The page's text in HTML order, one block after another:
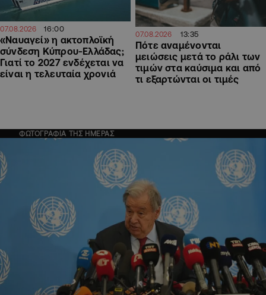
07.08.2026 16:00
«Ναυαγεί» η ακτοπλοϊκή
σύνδεση Κύπρου-Ελλάδας;
Γιατί το 2027 ενδέχεται να
είναι η τελευταία χρονιά
07.08.2026 13:35
Πότε αναμένονται
μειώσεις μετά το ράλι των
τιμών στα καύσιμα και από
τι εξαρτώνται οι τιμές
ΦΩΤΟΓΡΑΦΙΑ ΤΗΣ ΗΜΕΡΑΣ